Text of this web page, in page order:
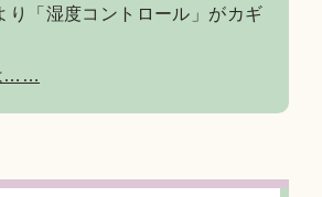
り「湿度コントロール」がカギ
……